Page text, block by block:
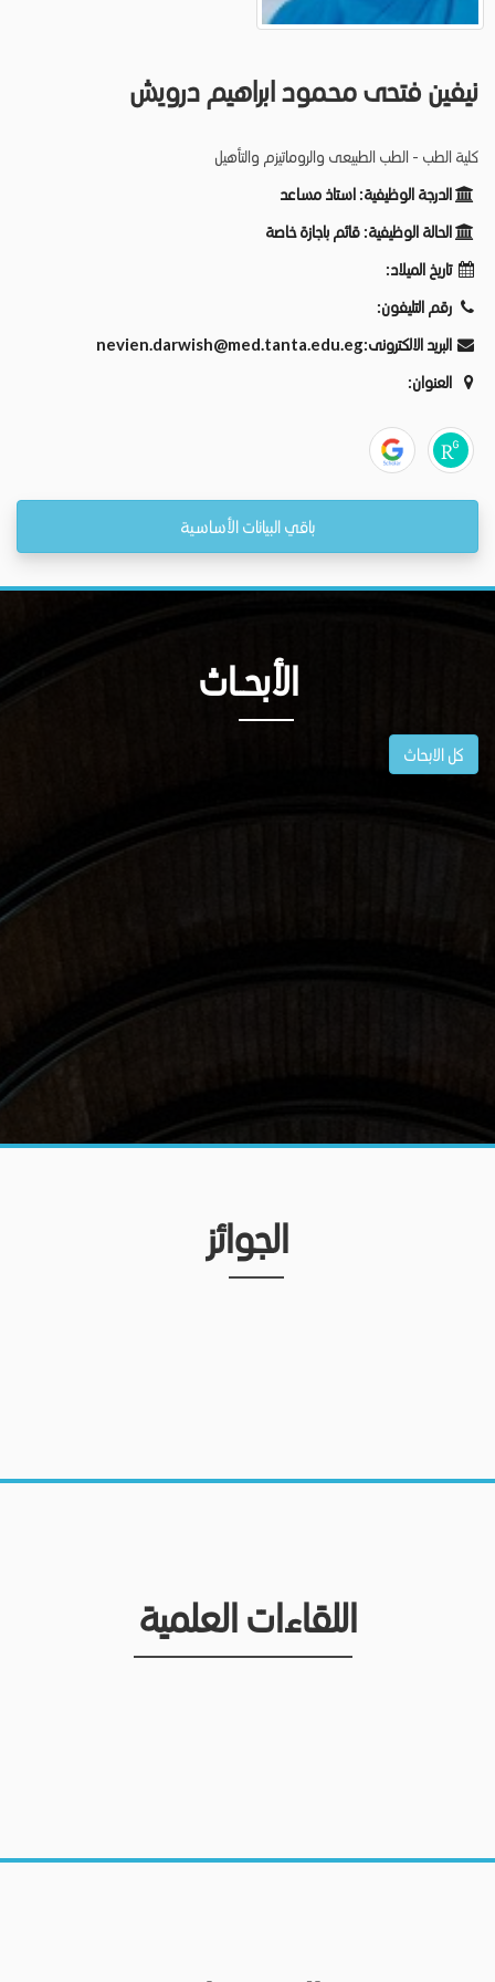
نيفين فتحى محمود ابراهيم درويش
كلية الطب - الطب الطبيعى والروماتيزم والتأهيل
الدرجة الوظيفية: استاذ مساعد
الحالة الوظيفية: قائم باجازة خاصة
تاريخ الميلاد:
رقم التليفون:
البريد الالكترونى:nevien.darwish@med.tanta.edu.eg
العنوان:
باقي البيانات الأساسية
الأبحــاث
كل الابحاث
الجوائز
اللقاءات العلمية